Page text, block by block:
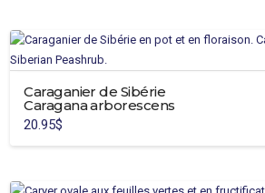
Caraganier de Sibérie
Caragana arborescens
20.95$